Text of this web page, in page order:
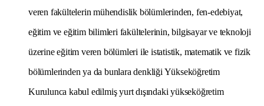
veren fakültelerin mühendislik bölümlerinden, fen-edebiyat,
eğitim ve eğitim bilimleri fakültelerinin, bilgisayar ve teknoloji
üzerine eğitim veren bölümleri ile istatistik, matematik ve fizik
bölümlerinden ya da bunlara denkliği Yükseköğretim
Kurulunca kabul edilmiş yurt dışındaki yükseköğretim